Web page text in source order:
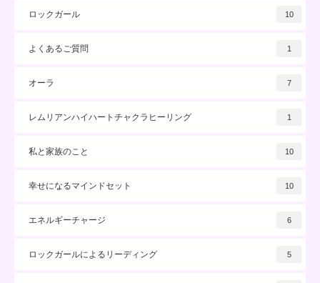
ロックガール 10
よくあるご質問 1
オーラ 7
レムリアンハイハートチャクラヒーリング 1
私と家族のこと 10
幸せになるマインドセット 10
エネルギーチャージ 6
ロックガールによるリーディング 5